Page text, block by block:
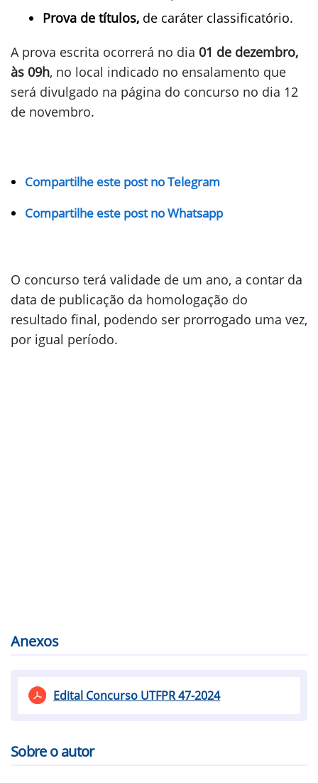
Prova de títulos, de caráter classificatório.
A prova escrita ocorrerá no dia 01 de dezembro,
às 09h, no local indicado no ensalamento que
será divulgado na página do concurso no dia 12
de novembro.
Compartilhe este post no Telegram
Compartilhe este post no Whatsapp
O concurso terá validade de um ano, a contar da
data de publicação da homologação do
resultado final, podendo ser prorrogado uma vez,
por igual período.
Anexos
Edital Concurso UTFPR 47-2024
Sobre o autor